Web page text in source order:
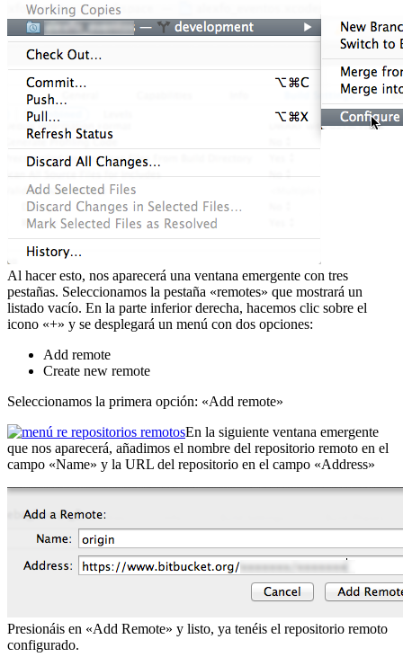
Al hacer esto, nos aparecerá una ventana emergente con tres
pestañas. Seleccionamos la pestaña «remotes» que mostrará un
listado vacío. En la parte inferior derecha, hacemos clic sobre el
icono «+» y se desplegará un menú con dos opciones:
Add remote
Create new remote
Seleccionamos la primera opción: «Add remote»
En la siguiente ventana emergente
que nos aparecerá, añadimos el nombre del repositorio remoto en el
campo «Name» y la URL del repositorio en el campo «Address»
Presionáis en «Add Remote» y listo, ya tenéis el repositorio remoto
configurado.